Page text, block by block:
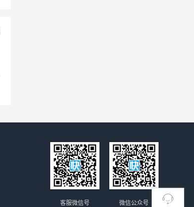
微信公众号
客服微信号